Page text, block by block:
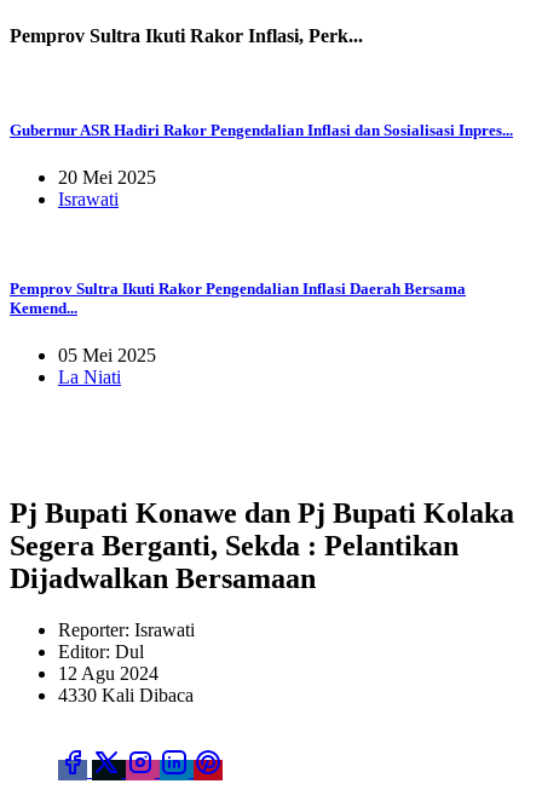
Pemprov Sultra Ikuti Rakor Inflasi, Perk...
Gubernur ASR Hadiri Rakor Pengendalian Inflasi dan Sosialisasi Inpres...
20 Mei 2025
Israwati
Pemprov Sultra Ikuti Rakor Pengendalian Inflasi Daerah Bersama
Kemend...
05 Mei 2025
La Niati
Pj Bupati Konawe dan Pj Bupati Kolaka
Segera Berganti, Sekda : Pelantikan
Dijadwalkan Bersamaan
Reporter: Israwati
Editor: Dul
12 Agu 2024
4330 Kali Dibaca